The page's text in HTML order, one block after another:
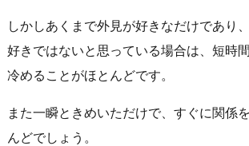
しかしあくまで外見が好きなだけであり
好きではないと思っている場合は、短時
冷めることがほとんどです。
また一瞬ときめいただけで、すぐに関係
んどでしょう。